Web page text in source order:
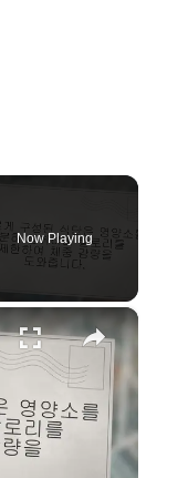
Now Playing
×